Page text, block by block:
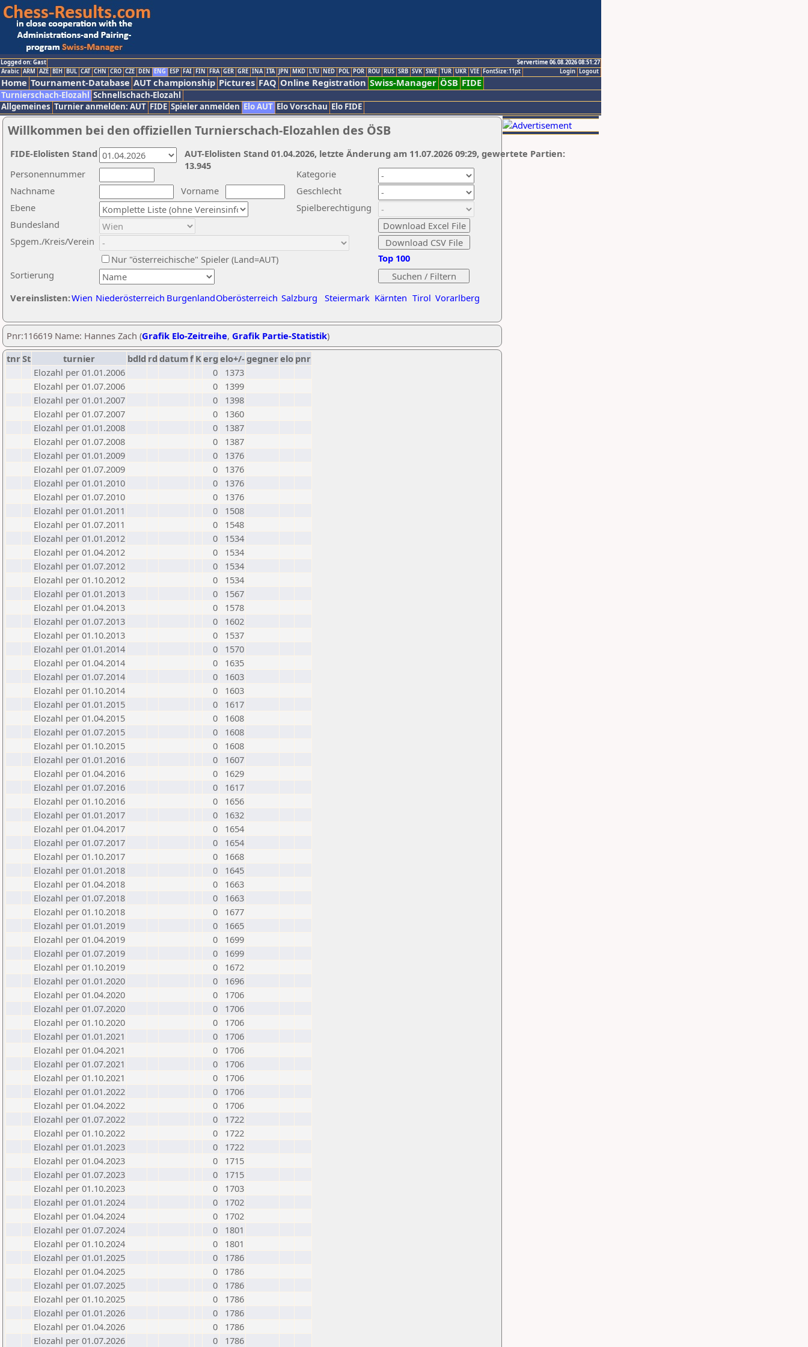
Logged on: Gast
Servertime 06.08.2026 08:51:27
Logout
Login
Arabic ARM AZE BIH BUL CAT CHN CRO CZE DEN ENG ESP FAI FIN FRA GER GRE INA ITA JPN MKD LTU NED POL POR ROU RUS SRB SVK SWE TUR UKR VIE FontSize:11pt
Home Tournament-Database AUT championship Pictures FAQ Online Registration Swiss-Manager ÖSB FIDE
Turnierschach-Elozahl Schnellschach-Elozahl
Allgemeines Turnier anmelden: AUT FIDE Spieler anmelden Elo AUT Elo Vorschau Elo FIDE
Willkommen bei den offiziellen Turnierschach-Elozahlen des ÖSB
Nachname
Vorname
Ebene
Kategorie
Sortierung
Personennummer
Bundesland
Spgem./Kreis/Verein
Geschlecht
Nur "österreichische" Spieler (Land=AUT)
Spielberechtigung
Vereinslisten:Wien Niederösterreich BurgenlandOberösterreich Salzburg Steiermark Kärnten Tirol Vorarlberg
Top 100
AUT-Elolisten Stand 01.04.2026, letzte Änderung am 11.07.2026 09:29, gewertete Partien:
13.945
FIDE-Elolisten Stand
Pnr:116619 Name: Hannes Zach (Grafik Elo-Zeitreihe, Grafik Partie-Statistik)
tnrSt turnier bdld rd datumf Kerg elo+/-gegnerelo pnr
Elozahl per 01.01.2006
0
1373
Elozahl per 01.07.2006
0
1399
Elozahl per 01.01.2007
0
1398
Elozahl per 01.07.2007
0
1360
Elozahl per 01.01.2008
0
1387
Elozahl per 01.07.2008
0
1387
Elozahl per 01.01.2009
0
1376
Elozahl per 01.07.2009
0
1376
Elozahl per 01.01.2010
0
1376
Elozahl per 01.07.2010
0
1376
Elozahl per 01.01.2011
0
1508
Elozahl per 01.07.2011
0
1548
Elozahl per 01.01.2012
0
1534
Elozahl per 01.04.2012
0
1534
Elozahl per 01.07.2012
0
1534
Elozahl per 01.10.2012
0
1534
Elozahl per 01.01.2013
0
1567
Elozahl per 01.04.2013
0
1578
Elozahl per 01.07.2013
0
1602
Elozahl per 01.10.2013
0
1537
Elozahl per 01.01.2014
0
1570
Elozahl per 01.04.2014
0
1635
Elozahl per 01.07.2014
0
1603
Elozahl per 01.10.2014
0
1603
Elozahl per 01.01.2015
0
1617
Elozahl per 01.04.2015
0
1608
Elozahl per 01.07.2015
0
1608
Elozahl per 01.10.2015
0
1608
Elozahl per 01.01.2016
0
1607
Elozahl per 01.04.2016
0
1629
Elozahl per 01.07.2016
0
1617
Elozahl per 01.10.2016
0
1656
Elozahl per 01.01.2017
0
1632
Elozahl per 01.04.2017
0
1654
Elozahl per 01.07.2017
0
1654
Elozahl per 01.10.2017
0
1668
Elozahl per 01.01.2018
0
1645
Elozahl per 01.04.2018
0
1663
Elozahl per 01.07.2018
0
1663
Elozahl per 01.10.2018
0
1677
Elozahl per 01.01.2019
0
1665
Elozahl per 01.04.2019
0
1699
Elozahl per 01.07.2019
0
1699
Elozahl per 01.10.2019
0
1672
Elozahl per 01.01.2020
0
1696
Elozahl per 01.04.2020
0
1706
Elozahl per 01.07.2020
0
1706
Elozahl per 01.10.2020
0
1706
Elozahl per 01.01.2021
0
1706
Elozahl per 01.04.2021
0
1706
Elozahl per 01.07.2021
0
1706
Elozahl per 01.10.2021
0
1706
Elozahl per 01.01.2022
0
1706
Elozahl per 01.04.2022
0
1706
Elozahl per 01.07.2022
0
1722
Elozahl per 01.10.2022
0
1722
Elozahl per 01.01.2023
0
1722
Elozahl per 01.04.2023
0
1715
Elozahl per 01.07.2023
0
1715
Elozahl per 01.10.2023
0
1703
Elozahl per 01.01.2024
0
1702
Elozahl per 01.04.2024
0
1702
Elozahl per 01.07.2024
0
1801
Elozahl per 01.10.2024
0
1801
Elozahl per 01.01.2025
0
1786
Elozahl per 01.04.2025
0
1786
Elozahl per 01.07.2025
0
1786
Elozahl per 01.10.2025
0
1786
Elozahl per 01.01.2026
0
1786
Elozahl per 01.04.2026
0
1786
Elozahl per 01.07.2026
0 1786